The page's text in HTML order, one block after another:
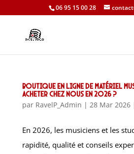
06 95 15 00 28
Boutique en ligne de matériel
acheter chez nous en 2026 ?
par RavelP_Admin | 28 Mar 2026
En 2026, les musiciens et les
rapidité, qualité et conseils